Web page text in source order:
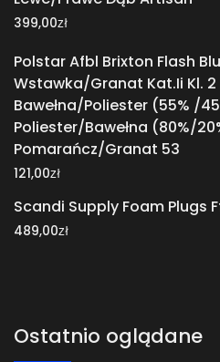
399,00zł
Polstar Afbl Brixton Flash
Wstawka/Granat Kat.Ii Kl. 2
Bawełna/Poliester (55% /
Poliester/Bawełna (80%/
Pomarańcz/Granat 53
121,00zł
Scandi Supply Foam Plugs
489,00zł
Ostatnio oglądane